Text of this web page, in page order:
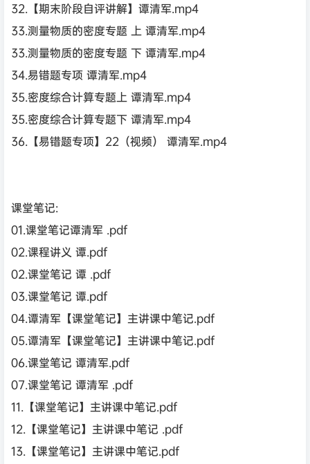
32.【期末阶段自评讲解】谭清军.mp4
33.测量物质的密度专题 上 谭清军.mp4
33.测量物质的密度专题 下 谭清军.mp4
34.易错题专项 谭清军.mp4
35.密度综合计算专题上 谭清军.mp4
35.密度综合计算专题下 谭清军.mp4
36.【易错题专项】22（视频） 谭清军.mp4
课堂笔记:
01.课堂笔记谭清军 .pdf
02.课程讲义 谭.pdf
02.课堂笔记 谭 .pdf
03.课堂笔记 谭.pdf
04.谭清军【课堂笔记】主讲课中笔记.pdf
05.谭清军【课堂笔记】主讲课中笔记.pdf
06.课堂笔记 谭清军.pdf
07.课堂笔记 谭清军 .pdf
11.【课堂笔记】主讲课中笔记.pdf
12.【课堂笔记】主讲课中笔记 .pdf
13.【课堂笔记】主讲课中笔记.pdf